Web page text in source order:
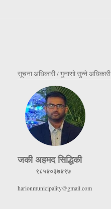
सूचना अधिकारी / गुनासो सुन्ने अधिकारी
जकी अहमद सिद्धिकी
९८५४०३७४९७
harionmunicipality@gmail.com